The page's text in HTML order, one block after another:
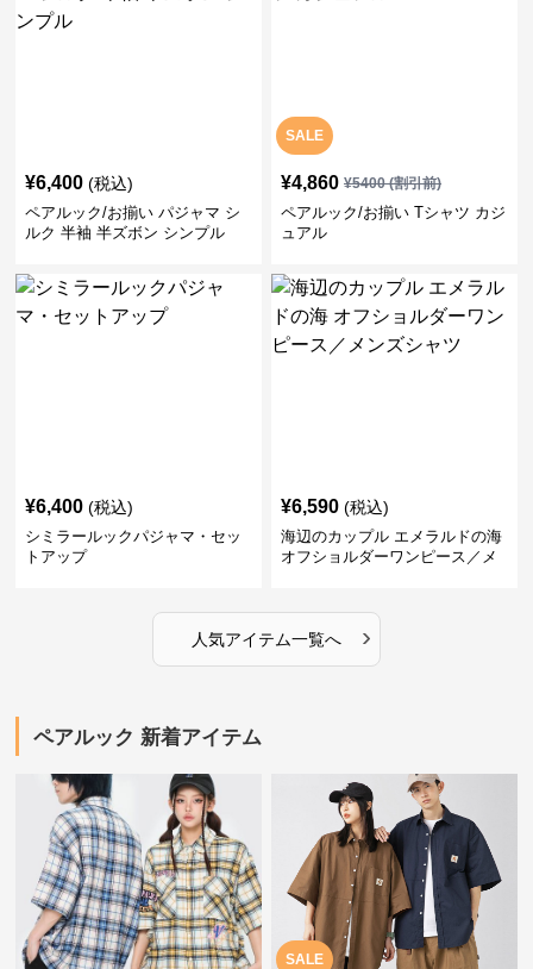
¥6,400 (税込)
ペアルック/お揃い パジャマ シ
ルク 半袖 半ズボン シンプル
SALE
¥4,860 ¥5400(割引前)
ペアルック/お揃い Tシャツ カジ
ュアル
¥6,400 (税込)
シミラールックパジャマ・セッ
トアップ
¥6,590 (税込)
海辺のカップル エメラルドの海
オフショルダーワンピース／メ
人気アイテム一覧へ ›
ペアルック 新着アイテム
SALE